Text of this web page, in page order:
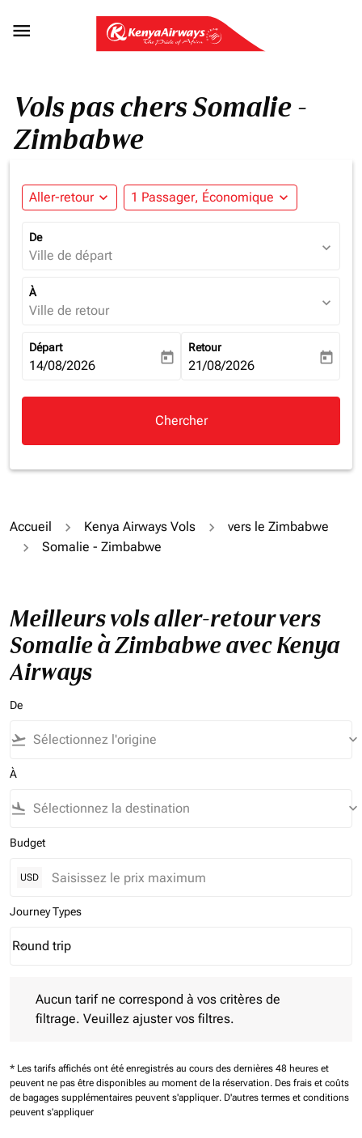

Vols pas chers Somalie -
Zimbabwe
Aller-retour expand_more 1 Passager, Économique expand_more
De
Ville de départ expand_more
À
Ville de retour expand_more
Départ
fc-booking-departure-date-aria-label
14/08/2026 today
Retour
fc-booking-return-date-aria-
21/08/2026 today
Chercher
Accueil Kenya Airways Vols
vers le Zimbabwe
Somalie - Zimbabwe
Meilleurs vols aller-retour vers
Somalie à Zimbabwe avec Kenya
Airways
De
flight_takeoff keyboard_arrow_down
À
flight_land keyboard_arrow_down
Budget
USD
Journey Types
Journey Types option Round trip Selected
Round trip
keyboard_arrow_down
Aucun tarif ne correspond à vos critères de
filtrage. Veuillez ajuster vos filtres.
* Les tarifs affichés ont été enregistrés au cours des dernières 48 heures et
peuvent ne pas être disponibles au moment de la réservation. Des frais et coûts
de bagages supplémentaires peuvent s'appliquer. D'autres termes et conditions
peuvent s'appliquer